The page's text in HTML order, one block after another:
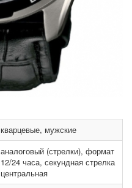
кварцевые, мужские
аналоговый (стрелки), формат
12/24 часа, секундная стрелка
центральная